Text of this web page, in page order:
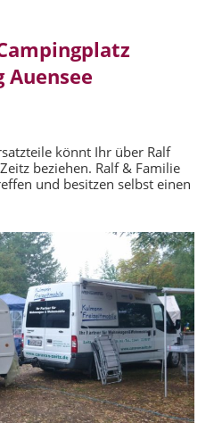
Auensee
könnt Ihr über Ralf
beziehen. Ralf & Familie
und besitzen selbst einen